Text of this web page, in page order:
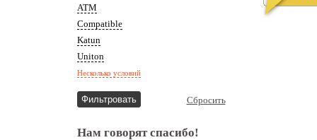
ATM
Сompatible
Katun
Uniton
Несколько условий
Сбросить
Нам говорят спасибо!